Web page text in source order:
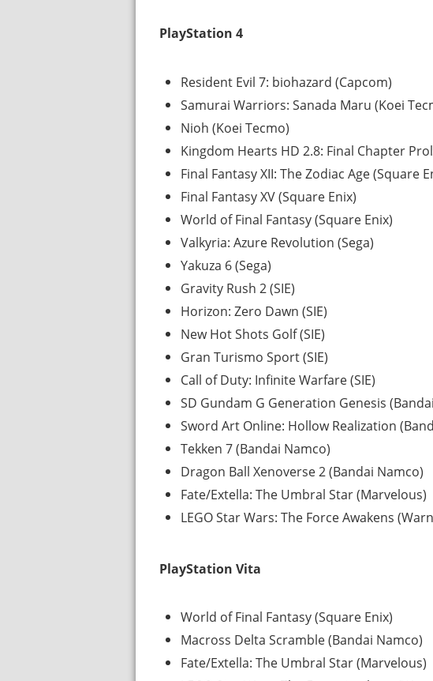
PlayStation 4
Resident Evil 7: biohazard (Capcom)
Samurai Warriors: Sanada Maru (Koei
Nioh (Koei Tecmo)
Kingdom Hearts HD 2.8: Final Chapter
Final Fantasy XII: The Zodiac Age (Square
Final Fantasy XV (Square Enix)
World of Final Fantasy (Square Enix)
Valkyria: Azure Revolution (Sega)
Yakuza 6 (Sega)
Gravity Rush 2 (SIE)
Horizon: Zero Dawn (SIE)
New Hot Shots Golf (SIE)
Gran Turismo Sport (SIE)
Call of Duty: Infinite Warfare (SIE)
SD Gundam G Generation Genesis
Sword Art Online: Hollow Realization
Tekken 7 (Bandai Namco)
Dragon Ball Xenoverse 2 (Bandai Namco)
Fate/Extella: The Umbral Star (Marvelous)
LEGO Star Wars: The Force Awakens
PlayStation Vita
World of Final Fantasy (Square Enix)
Macross Delta Scramble (Bandai Namco)
Fate/Extella: The Umbral Star (Marvelous)